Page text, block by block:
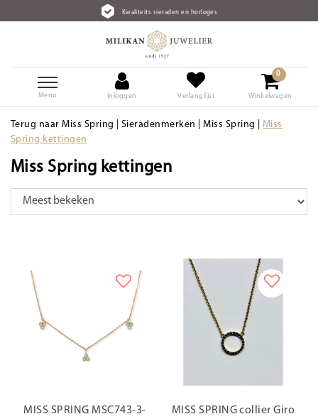
Kwaliteits sieraden en horloges
Menu Inloggen Verlanglijst
0
Winkelwagen
Terug naar Miss Spring |Sieradenmerken |Miss Spring
Miss
Spring kettingen
Miss Spring kettingen
MISS SPRING MSC743-3-
MISS SPRING collier Giro